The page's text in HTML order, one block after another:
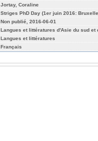
Jortay, Coraline
Striges PhD Day (1er juin 2016:
Non publié, 2016-06-01
Langues et littératures d'Asie du sud et
Langues et littératures
Français